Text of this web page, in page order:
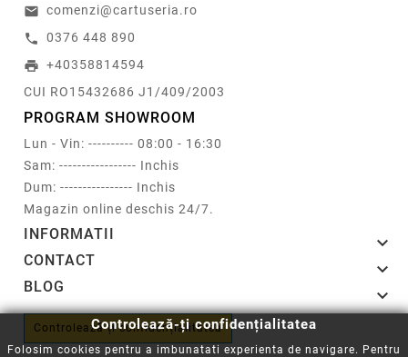
email comenzi@cartuseria.ro
call 0376 448 890
print +40358814594
CUI RO15432686 J1/409/2003
PROGRAM SHOWROOM
Lun - Vin: ---------- 08:00 - 16:30
Sam: ----------------- Inchis
Dum: ---------------- Inchis
Magazin online deschis 24/7.
INFORMATII 
CONTACT 
BLOG 
Controlează-ți confidențialitatea
Controlează-ți confidențialitatea
Folosim cookies pentru a imbunatati experienta de navigare. Pentru